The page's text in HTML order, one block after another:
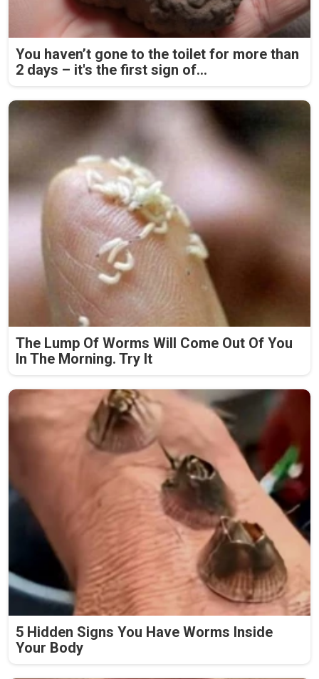
You haven’t gone to the toilet for more than
2 days – it's the first sign of...
The Lump Of Worms Will Come Out Of You
In The Morning. Try It
5 Hidden Signs You Have Worms Inside
Your Body